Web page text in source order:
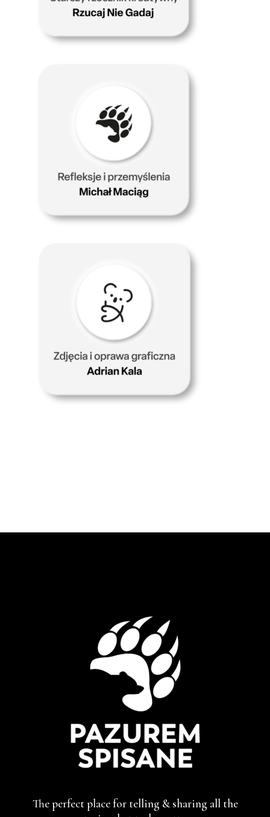
The perfect place for telling & sharing all the